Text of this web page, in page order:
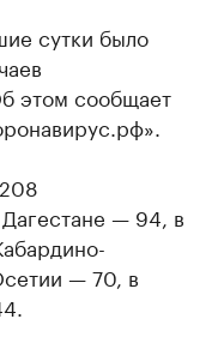
сутки было
этом сообщает
— 94, в
— 70, в